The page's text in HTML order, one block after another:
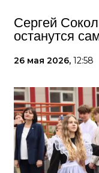
Сергей
останутся
26 мая 2026, 12:58